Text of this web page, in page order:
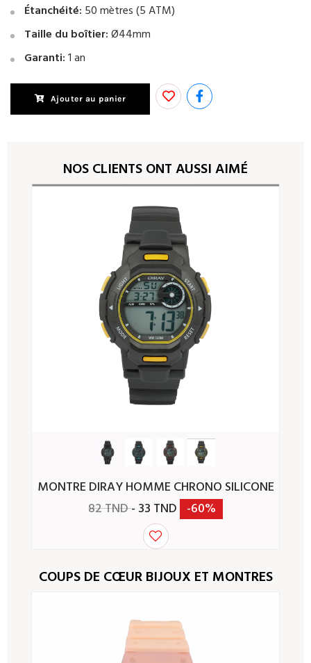
Étanchéité: 50 mètres (5 ATM)
Taille du boîtier:Ø44mm
Garanti:1 an
Ajouter au panier
NOS CLIENTS ONT AUSSI AIMÉ
MONTRE DIRAY HOMME CHRONO SILICONE
82 TND- 33 TND -60%
COUPS DE CŒUR BIJOUX ET MONTRES